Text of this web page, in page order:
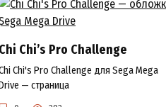
Chi Chi’s Pro Challenge
Chi's Pro Challenge для Sega Mega
— страница